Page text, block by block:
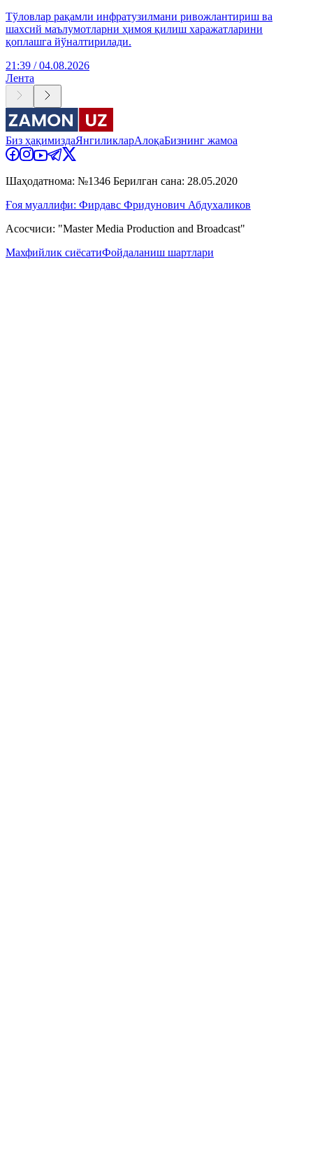
Тўловлар рақамли инфратузилмани ривожлантириш ва
шахсий маълумотларни ҳимоя қилиш харажатларини
қоплашга йўналтирилади.
21:39 / 04.08.2026
Лента
Биз ҳақимиздаЯнгиликларАлоқаБизнинг жамоа
Шаҳодатнома: №1346 Берилган сана: 28.05.2020
Ғоя муаллифи: Фирдавс Фридунович Абдухаликов
Асосчиси: "Master Media Production and Broadcast"
Махфийлик сиёсатиФойдаланиш шартлари